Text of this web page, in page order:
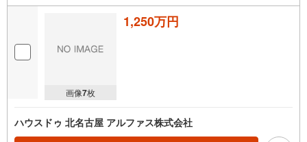
画像7枚
1,250万円
ハウスドゥ 北名古屋 アルファス株式会社